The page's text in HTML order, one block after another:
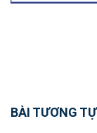
Post
BÀI TƯƠNG TỰ